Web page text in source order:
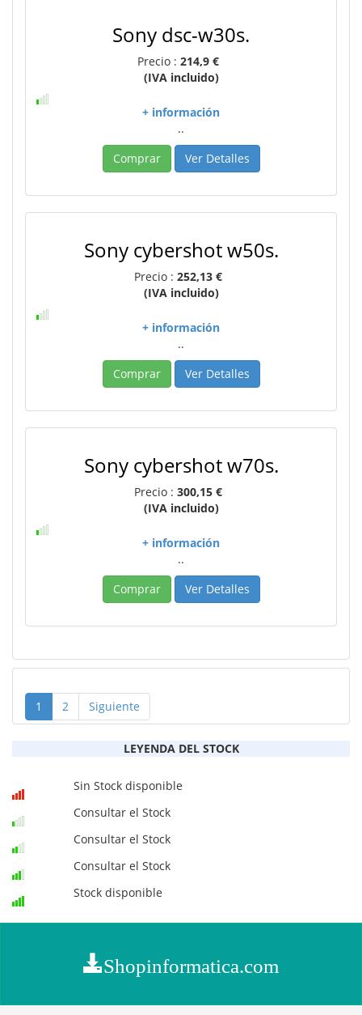
Sony dsc-w30s.
Precio : 214,9 €
(IVA incluido)
+ información
..
Comprar
Ver Detalles
Sony cybershot w50s.
Precio : 252,13 €
(IVA incluido)
+ información
..
Comprar
Ver Detalles
Sony cybershot w70s.
Precio : 300,15 €
(IVA incluido)
+ información
..
Comprar
Ver Detalles
1 2 Siguiente
LEYENDA DEL STOCK
Sin Stock disponible
Consultar el Stock
Consultar el Stock
Consultar el Stock
Stock disponible
Shopinformatica.com